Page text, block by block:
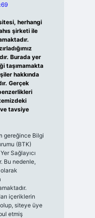
herhangi
şirketi ile
Burada yer
taşımamakta
hakkında
Gerçek
tavsiye
gereğince Bilgi
(BTK)
Sağlayıcı
Bu nedenle,
içeriklerin
siteye üye
etmiş